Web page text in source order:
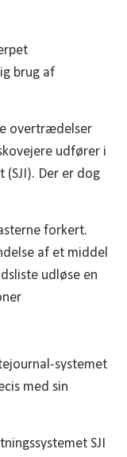
brug af
overtrædelser
udfører i
Der er dog
forkert.
af et middel
udløse en
systemet
med sin
SJI